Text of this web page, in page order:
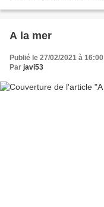
A la mer
Publié le 27/02/2021 à 16:00
Par javi53